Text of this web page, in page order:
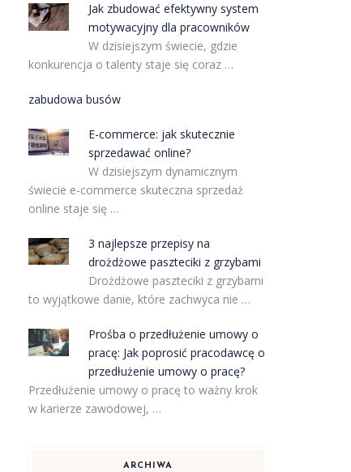
Jak zbudować efektywny system
motywacyjny dla pracowników
W dzisiejszym świecie, gdzie
konkurencja o talenty staje się coraz …
zabudowa busów
E-commerce: jak skutecznie
sprzedawać online?
W dzisiejszym dynamicznym
świecie e-commerce skuteczna sprzedaż
online staje się …
3 najlepsze przepisy na
drożdżowe paszteciki z grzybami
Drożdżowe paszteciki z grzybami
to wyjątkowe danie, które zachwyca nie …
Prośba o przedłużenie umowy o
pracę: Jak poprosić pracodawcę o
przedłużenie umowy o pracę?
Przedłużenie umowy o pracę to ważny krok
w karierze zawodowej, …
ARCHIWA